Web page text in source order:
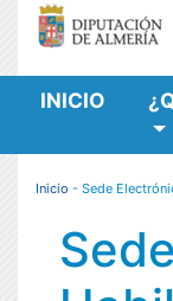
MENÚ
INICIO
Inicio - Sede